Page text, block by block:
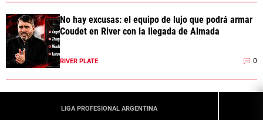
No hay excusas: el equipo de lujo que podrá armar
Coudet en River con la llegada de Almada
RIVER PLATE 0
LIGA PROFESIONAL ARGENTINA